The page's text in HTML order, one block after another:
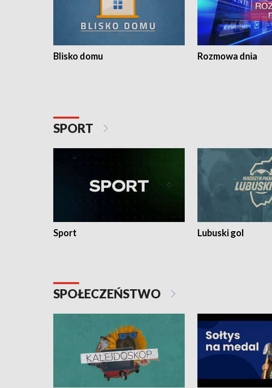
Blisko domu Rozmowa dnia
SPORT
Sport Lubuski gol
SPOŁECZEŃSTWO